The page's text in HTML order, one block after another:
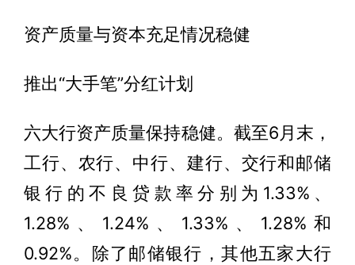
资产质量与资本充足情况稳健
推出“大手笔”分红计划
六大行资产质量保持稳健。截至6月末，
工行、农行、中行、建行、交行和邮储
银行的不良贷款率分别为1.33%、
1.28%、1.24%、1.33%、1.28%和
0.92%。除了邮储银行，其他五家大行